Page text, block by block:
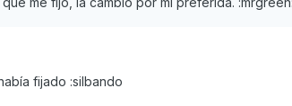
fijado :silbando